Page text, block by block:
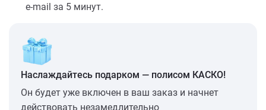
e-mail за 5 минут.
Наслаждайтесь подарком — полисом КАСКО!
Он будет уже включен в ваш заказ и начнет
действовать незамедлительно